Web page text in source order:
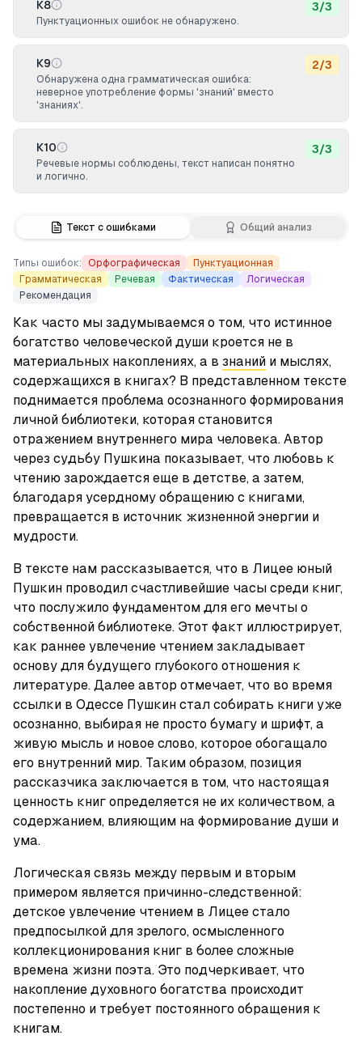
Текст с ошибками Общий анализ
Типы ошибок: Орфографическая
Пунктуационная
Грамматическая
Речевая Фактическая
Логическая
Рекомендация
Как часто мы задумываемся о том, что истинное
богатство человеческой души кроется не в
материальных накоплениях, а в знаний и мыслях,
содержащихся в книгах? В представленном тексте
поднимается проблема осознанного формирования
личной библиотеки, которая становится
отражением внутреннего мира человека. Автор
через судьбу Пушкина показывает, что любовь к
чтению зарождается еще в детстве, а затем,
благодаря усердному обращению с книгами,
превращается в источник жизненной энергии и
мудрости.
В тексте нам рассказывается, что в Лицее юный
Пушкин проводил счастливейшие часы среди книг,
что послужило фундаментом для его мечты о
собственной библиотеке. Этот факт иллюстрирует,
как раннее увлечение чтением закладывает
основу для будущего глубокого отношения к
литературе. Далее автор отмечает, что во время
ссылки в Одессе Пушкин стал собирать книги уже
осознанно, выбирая не просто бумагу и шрифт, а
живую мысль и новое слово, которое обогащало
его внутренний мир. Таким образом, позиция
рассказчика заключается в том, что настоящая
ценность книг определяется не их количеством, а
содержанием, влияющим на формирование души и
ума.
Логическая связь между первым и вторым
примером является причинно-следственной:
детское увлечение чтением в Лицее стало
предпосылкой для зрелого, осмысленного
коллекционирования книг в более сложные
времена жизни поэта. Это подчеркивает, что
накопление духовного богатства происходит
постепенно и требует постоянного обращения к
книгам.
К8
Пунктуационных ошибок не обнаружено.
3/3
К9
Обнаружена одна грамматическая ошибка:
неверное употребление формы 'знаний' вместо
'знаниях'.
2/3
К10
Речевые нормы соблюдены, текст написан понятно
и логично.
3/3